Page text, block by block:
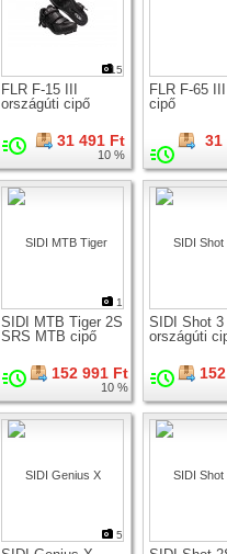
15
FLR F-15 III
országúti cipő
31 491 Ft
10 %
FLR F-65
cipő
31
1
SIDI MTB Tiger 2S
SRS MTB cipő
152 991 Ft
10 %
SIDI Shot 3
országúti
5